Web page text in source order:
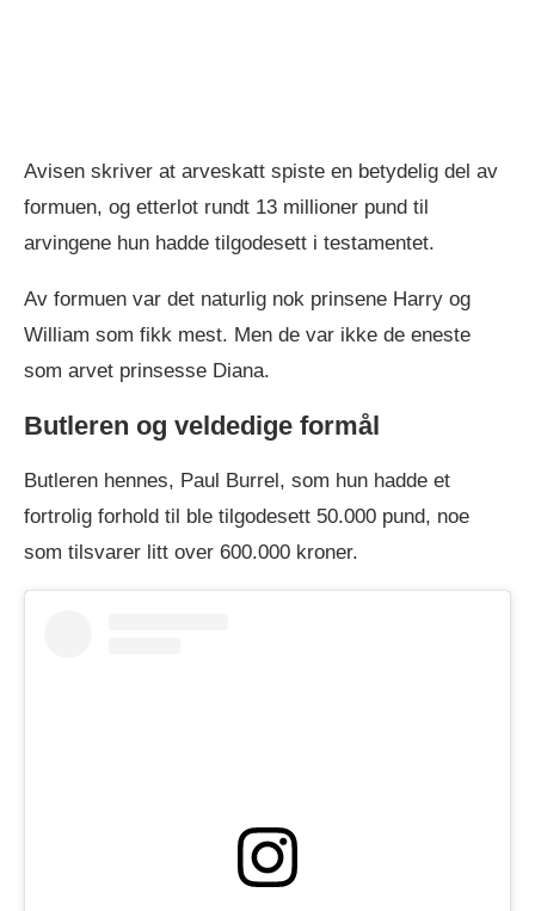
Avisen skriver at arveskatt spiste en betydelig del av
formuen, og etterlot rundt 13 millioner pund til
arvingene hun hadde tilgodesett i testamentet.
Av formuen var det naturlig nok prinsene Harry og
William som fikk mest. Men de var ikke de eneste
som arvet prinsesse Diana.
Butleren og veldedige formål
Butleren hennes, Paul Burrel, som hun hadde et
fortrolig forhold til ble tilgodesett 50.000 pund, noe
som tilsvarer litt over 600.000 kroner.